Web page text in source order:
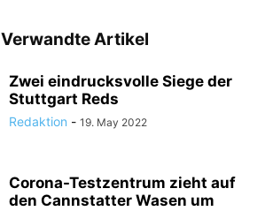
Verwandte Artikel
Zwei eindrucksvolle Siege der
Stuttgart Reds
Redaktion - 19. May 2022
Corona-Testzentrum zieht auf
den Cannstatter Wasen um